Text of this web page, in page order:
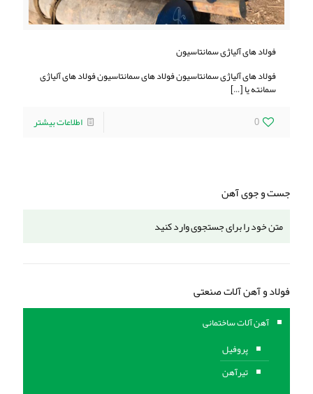
فولاد های آلیاژی سمانتاسیون
فولاد های آلیاژی سمانتاسیون فولاد های سمانتاسیون فولاد های آلیاژی
سمانته یا[…]
0
اطلاعات بیشتر
جست و جوی آهن
فولاد و آهن آلات صنعتی
آهن آلات ساختمانی
پروفیل
تیرآهن